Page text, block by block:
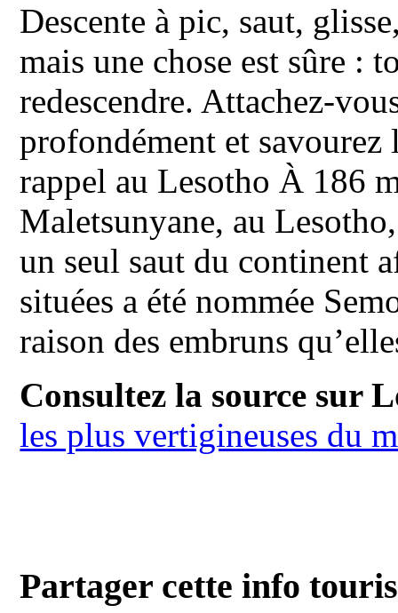
Descente à pic, saut,
mais une chose est sûre :
redescendre. Attachez-
profondément et savourez
rappel au Lesotho À 186
Maletsunyane, au
un seul saut du continent
situées a été nommée
raison des embruns
Consultez la source sur
les plus vertigineuses du
Partager cette info